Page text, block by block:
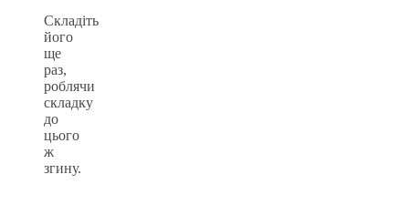
Складіть
його
ще
раз,
роблячи
складку
до
цього
ж
згину.